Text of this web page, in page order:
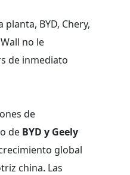
BYD, Chery,
no le
de inmediato
de
de BYD y Geely
global
china. Las